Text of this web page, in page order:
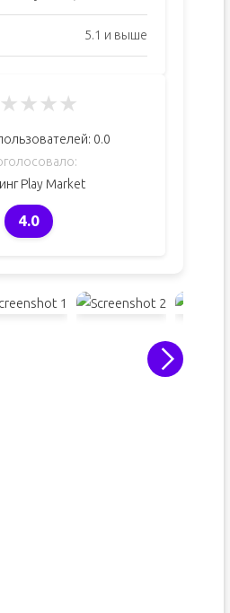
5.1 и выше
★★★★
0.0
Play Market
4.0